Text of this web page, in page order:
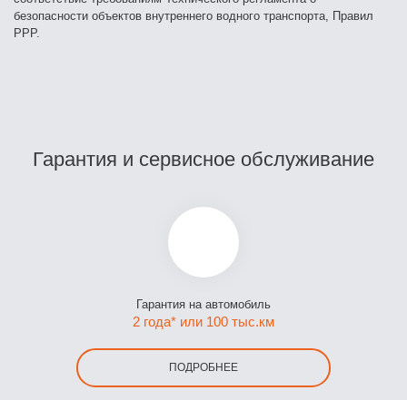
безопасности объектов внутреннего водного транспорта, Правил
РРР.
Гарантия и сервисное обслуживание
Гарантия на автомобиль
2 года* или 100 тыс.км
ПОДРОБНЕЕ